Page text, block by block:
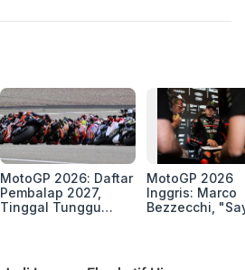
MotoGP 2026: Daftar
Pembalap 2027,
Tinggal Tunggu
MotoGP 2026
Inggris: Marco
Bezzecchi,